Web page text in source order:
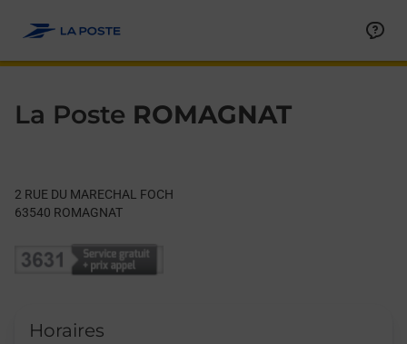
La Poste ROMAGNAT
2 RUE DU MARECHAL FOCH
63540 ROMAGNAT
Horaires